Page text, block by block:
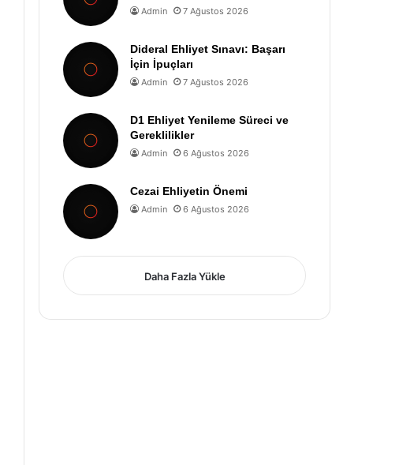
Admin 7 Ağustos 2026
Dideral Ehliyet Sınavı: Başarı
İçin İpuçları
Admin 7 Ağustos 2026
D1 Ehliyet Yenileme Süreci ve
Gereklilikler
Admin 6 Ağustos 2026
Cezai Ehliyetin Önemi
Admin 6 Ağustos 2026
Daha Fazla Yükle